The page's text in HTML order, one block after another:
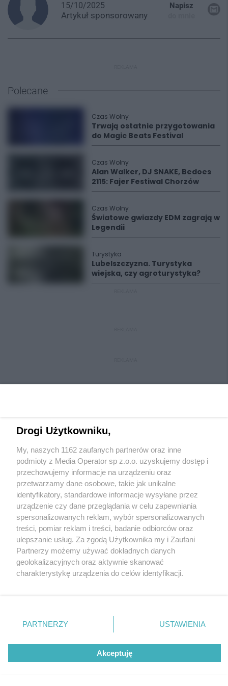
15/10/2025
Artykuł sponsorowany
Napisz
Polecane
Czas Wolny
Trwają ostatnie przygotowania
do Magic Beats Festival
Czas Wolny
Alan Walker, DJ SNAKE, Bedoes
2115: Fajer Festiwal Chorzów
Czas Wolny
Światowe gwiazdy EDM zagrają w
Legendii
Turystyka
Lubelszczyzna. Turystyka
wiejska, czy agroturystyka?
Wydawca mediówlokalnych
Nie zapomnij
zapoznać się z:
polityką prywatności
Twojemiasto
Piekary Śląskie
Chorzów
Tarnowskie Góry
Gliwice
Skontakuj sięz nami
Kontakt
Redakcja
Newsletter
Drogi Użytkowniku,
My, naszych 1162 zaufanych partnerów oraz inne
podmioty z Media Operator sp z.o.o. uzyskujemy dostęp i
przechowujemy informacje na urządzeniu oraz
przetwarzamy dane osobowe, takie jak unikalne
identyfikatory, standardowe informacje wysyłane przez
urządzenie czy dane przeglądania w celu zapewniania
spersonalizowanych reklam, wybór spersonalizowanych
treści, pomiar reklam i treści, badanie odbiorców oraz
ulepszanie usług. Za zgodą Użytkownika my i Zaufani
Partnerzy możemy używać dokładnych danych
geolokalizacyjnych oraz aktywnie skanować
charakterystykę urządzenia do celów identyfikacji.
zmienić/wycofać klikając przycisk ustawień prywatności
znajdujący się w lewym dolnym rogu strony
rodzaje przetwarzania danych nie wymagają zgody
użytkownika, ale masz prawo sprzeciwić się takiemu
przetwarzaniu. Preferencje będą miały zastosowania tylko
PARTNERZY USTAWIENIA
Akceptuję